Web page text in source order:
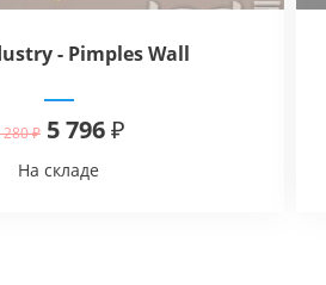
- Pimples Wall
280 ₽ 5 796 ₽
На складе